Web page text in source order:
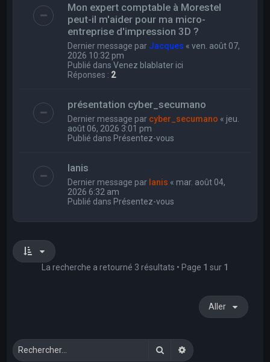
Mon expert comptable à Morestel
peut-il m'aider pour ma micro-
entreprise d'impression 3D ?
Dernier message par Jacques «ven. août 07,
2026 10:32 pm
Publié dansVenez blablater ici
Réponses : 2
présentation cyber_secumano
Dernier message par cyber_secumano « jeu.
août 06, 2026 3:01 pm
Publié dans Présentez-vous
Ianis
Dernier message par Ianis « mar. août 04,
2026 6:32 am
Publié dans Présentez-vous
La recherche a retourné 3 résultats • Page 1 sur 1
Aller
RechercherRecherche avancée